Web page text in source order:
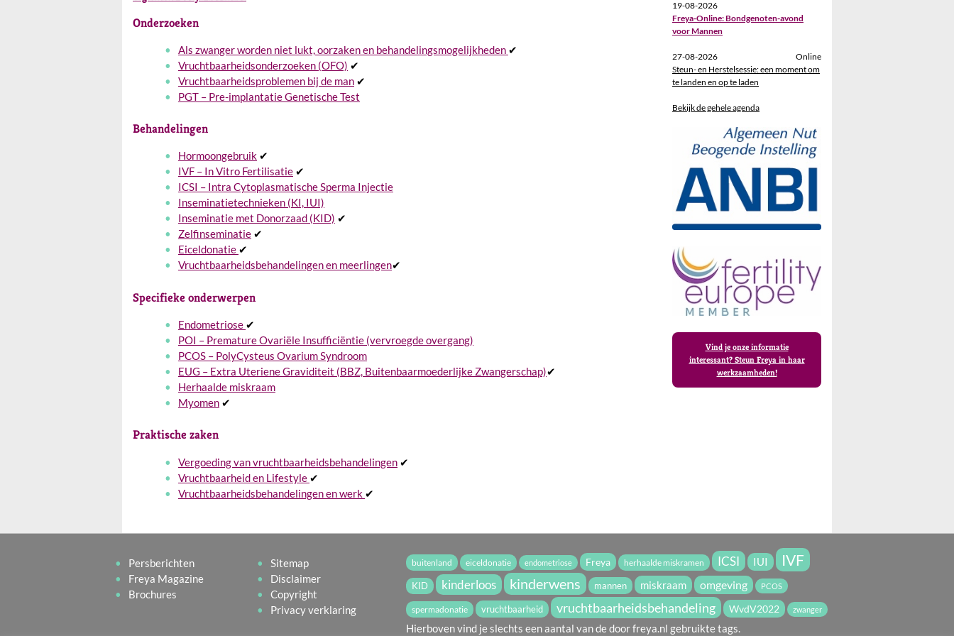
Onderzoeken
Als zwanger worden niet lukt, oorzaken en behandelingsmogelijkheden ✔
Vruchtbaarheidsonderzoeken (OFO) ✔
Vruchtbaarheidsproblemen bij de man ✔
PGT – Pre-implantatie Genetische Test
Behandelingen
Hormoongebruik ✔
IVF – In Vitro Fertilisatie ✔
ICSI – Intra Cytoplasmatische Sperma Injectie
Inseminatietechnieken (KI, IUI)
Inseminatie met Donorzaad (KID) ✔
Zelfinseminatie ✔
Eiceldonatie ✔
Vruchtbaarheidsbehandelingen en meerlingen✔
Specifieke onderwerpen
Endometriose ✔
POI – Premature Ovariële Insufficiëntie (vervroegde overgang)
PCOS – PolyCysteus Ovarium Syndroom
EUG – Extra Uteriene Graviditeit (BBZ, Buitenbaarmoederlijke Zwangerschap)✔
Herhaalde miskraam
Myomen ✔
Praktische zaken
Vergoeding van vruchtbaarheidsbehandelingen ✔
Vruchtbaarheid en Lifestyle ✔
Vruchtbaarheidsbehandelingen en werk ✔
19-08-2026
Freya-Online: Bondgenoten-avond
voor Mannen
27-08-2026
Online
Steun- en Herstelsessie: een moment om
te landen en op te laden
Bekijk de gehele agenda
Vind je onze informatie
interessant? Steun Freya in haar
werkzaamheden!
Persberichten
Freya Magazine
Brochures
Sitemap
Disclaimer
Copyright
Privacy verklaring
buitenland eiceldonatie endometriose Freya herhaalde miskramen ICSI IUI IVF
KID kinderloos kinderwens mannen miskraam omgeving PCOS
spermadonatie vruchtbaarheid vruchtbaarheidsbehandeling WvdV2022 zwanger
Hierboven vind je slechts een aantal van de door freya.nl gebruikte tags.